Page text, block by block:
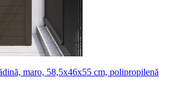
maro, 58,5x46x55 cm, polipropilenă